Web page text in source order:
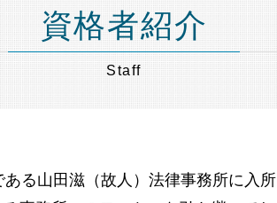
地 競売
裁判所 競売
動産 競売
競売 とは
遺言書作成 港区 弁護士 相談
不動産相続 神奈川県 弁護士 相談
動産相続 目黒区 弁護士 相談
相続 品川区 弁護士 相談
財産管理 神奈川県 弁護士 相談
年後見 港区 弁護士 相談
資格者紹介
Staff
る山田滋（故人）法律事務所に入所